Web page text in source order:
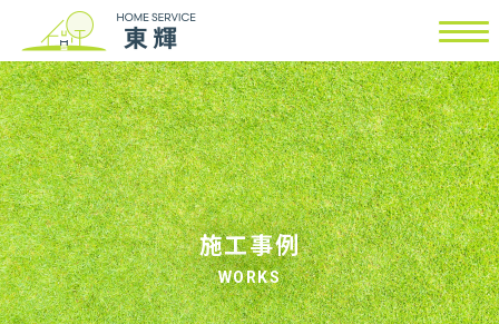
テ
ン
ツ
へ
ス
キ
ッ
プ
ゲ
ー
シ
ョ
ン
に
移
動
施工事例
WORKS